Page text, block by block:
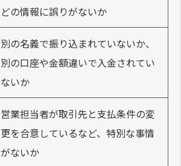
どの情報に誤りがないか
別の名義で振り込まれていないか、
別の口座や金額違いで入金されてい
ないか
営業担当者が取引先と支払条件の変
更を合意しているなど、特別な事情
がないか